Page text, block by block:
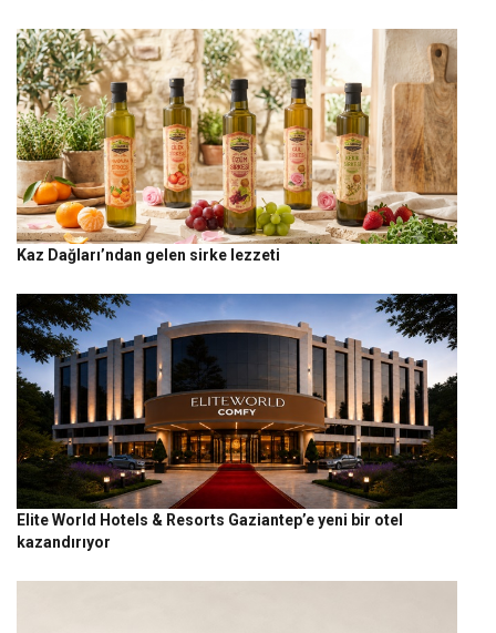
Kaz Dağları’ndan gelen sirke lezzeti
Elite World Hotels & Resorts Gaziantep’e yeni bir otel
kazandırıyor